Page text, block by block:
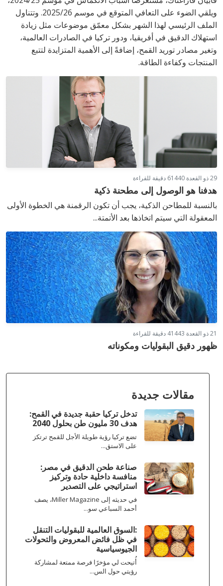
ويلقي الضوء على التعافي المتوقع في موسم 2025/26. وتتناول
الملف الرئيسي لهذا الشهر بشكل معمّق موضوعات مثل زيادة
استهلاك الدقيق في أفريقيا، ودور تركيا في الصادرات العالمية،
وتغير مصادر توريد القمح، إضافةً إلى الأهمية المتزايدة لتتبع
المنتجات وكفاءة الطاقة.
29 ذو القعدة 1440 6 دقيقة للقراءة
هدفنا هو الوصول إلى مطحنة ذكية
بالنسبة للمطاحن الذكية، يجب أن تكون الرقمنة هي الخطوة الأولى
المعقولة التي سيتم اتخاذها بعد الأتمتة...
21 ذو القعدة 1443 4 دقيقة للقراءة
ظهور دقيق البقوليات ومكوناته
مقالات جديدة
تدخل تركيا حقبة جديدة في القمح:
هدف 30 مليون طن بحلول 2040
تضع تركيا رؤية طويلة الأجل للقمح ترتكز
على الاستق...
صناعة طحن الدقيق في مصر:
منافسة داخلية حادة وتركيز
استراتيجي على التصدير
في حديثه إلى Miller Magazine، يصف
أحمد السباعي سو...
:السوق العالمية للبقوليات التنقل
في ظل فائض المعروض والتحولات
الجيوسياسية
أُتيحت لي مؤخرًا فرصة ممتعة لمشاركة
رؤيتي حول الس...